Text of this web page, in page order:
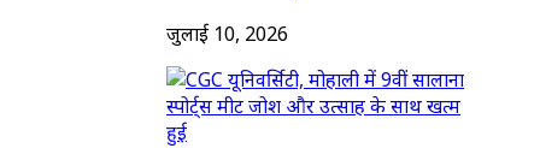
जुलाई 10, 2026